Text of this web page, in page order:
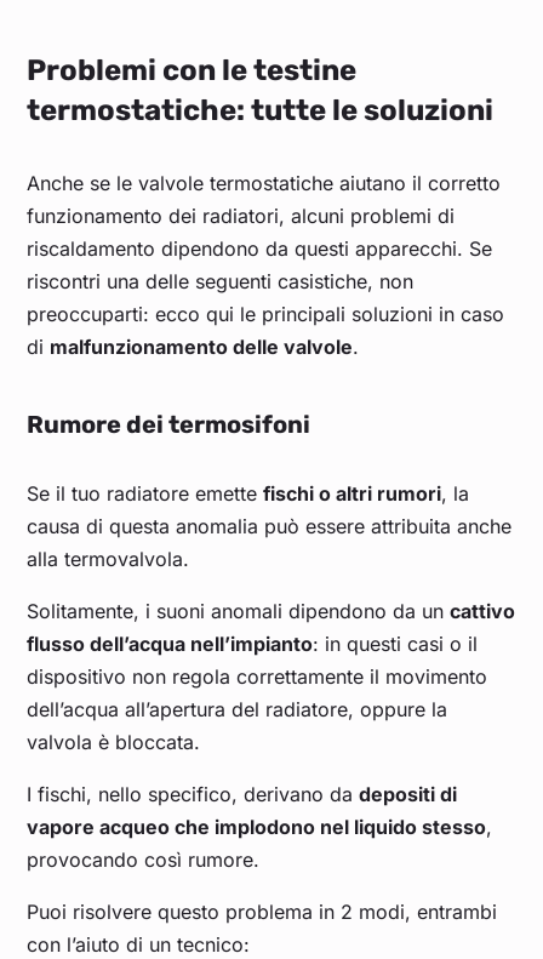
Problemi con le testine
termostatiche: tutte le soluzioni
Anche se le valvole termostatiche aiutano il corretto
funzionamento dei radiatori, alcuni problemi di
riscaldamento dipendono da questi apparecchi. Se
riscontri una delle seguenti casistiche, non
preoccuparti: ecco qui le principali soluzioni in caso
di malfunzionamento delle valvole.
Rumore dei termosifoni
Se il tuo radiatore emettefischi o altri rumori, la
causa di questa anomalia può essere attribuita anche
alla termovalvola.
Solitamente, i suoni anomali dipendono da uncattivo
flusso dell’acqua nell’impianto: in questi casi o il
dispositivo non regola correttamente il movimento
dell’acqua all’apertura del radiatore, oppure la
valvola è bloccata.
I fischi, nello specifico, derivano dadepositi di
vapore acqueo che implodono nel liquido stesso,
provocando così rumore.
Puoi risolvere questo problema in 2 modi, entrambi
con l’aiuto di un tecnico: